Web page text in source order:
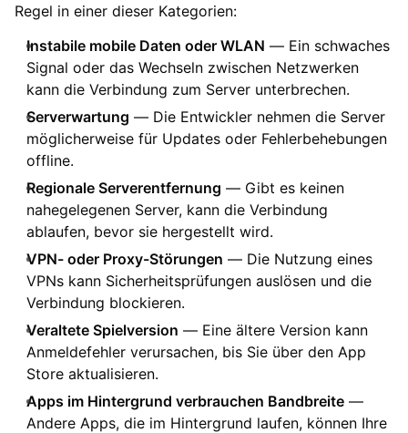
Regel in einer dieser Kategorien:
Instabile mobile Daten oder WLAN — Ein schwaches
Signal oder das Wechseln zwischen Netzwerken
kann die Verbindung zum Server unterbrechen.
Serverwartung — Die Entwickler nehmen die Server
möglicherweise für Updates oder Fehlerbehebungen
offline.
Regionale Serverentfernung — Gibt es keinen
nahegelegenen Server, kann die Verbindung
ablaufen, bevor sie hergestellt wird.
VPN- oder Proxy-Störungen — Die Nutzung eines
VPNs kann Sicherheitsprüfungen auslösen und die
Verbindung blockieren.
Veraltete Spielversion — Eine ältere Version kann
Anmeldefehler verursachen, bis Sie über den App
Store aktualisieren.
Apps im Hintergrund verbrauchen Bandbreite —
Andere Apps, die im Hintergrund laufen, können Ihre